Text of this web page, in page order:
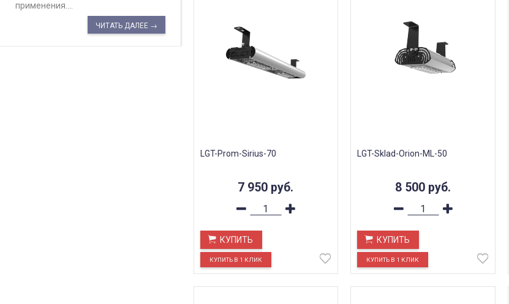
применения....
ЧИТАТЬ ДАЛЕЕ →
LGT-Prom-Sirius-70
7 950 руб.
КУПИТЬ
LGT-Sklad-Orion-ML-50
8 500 руб.
КУПИТЬ